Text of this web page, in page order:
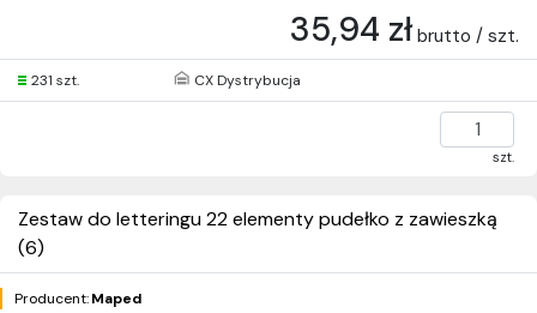
35,94 zł brutto / szt.
231 szt. CX Dystrybucja
szt.
Zestaw do letteringu 22 elementy pudełko z zawieszką
(6)
Producent:Maped